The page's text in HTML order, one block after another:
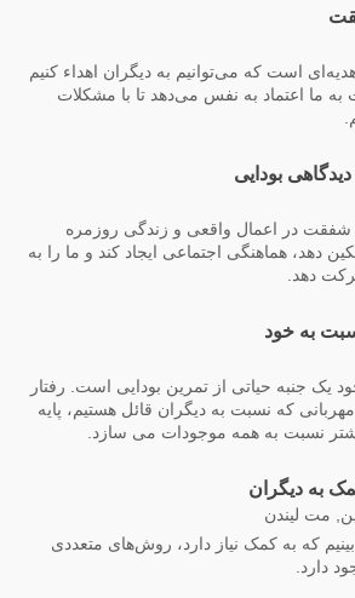
است که می‌توانیم به دیگران اهداء کنیم
ما اعتماد به نفس می‌دهد تا با مشکلات
بودایی
شفقت در اعمال واقعی و زندگی روزمره
دهد، هماهنگی اجتماعی ایجاد کند و ما را به
دهد.
به خود
جنبه حیاتی از تمرین بودایی است. رفتار
که نسبت به دیگران قائل هستیم، پایه
نسبت به همه موجودات می سازد.
مت لیندن
که به کمک نیاز دارد، روش‌های متعددی
دارد.